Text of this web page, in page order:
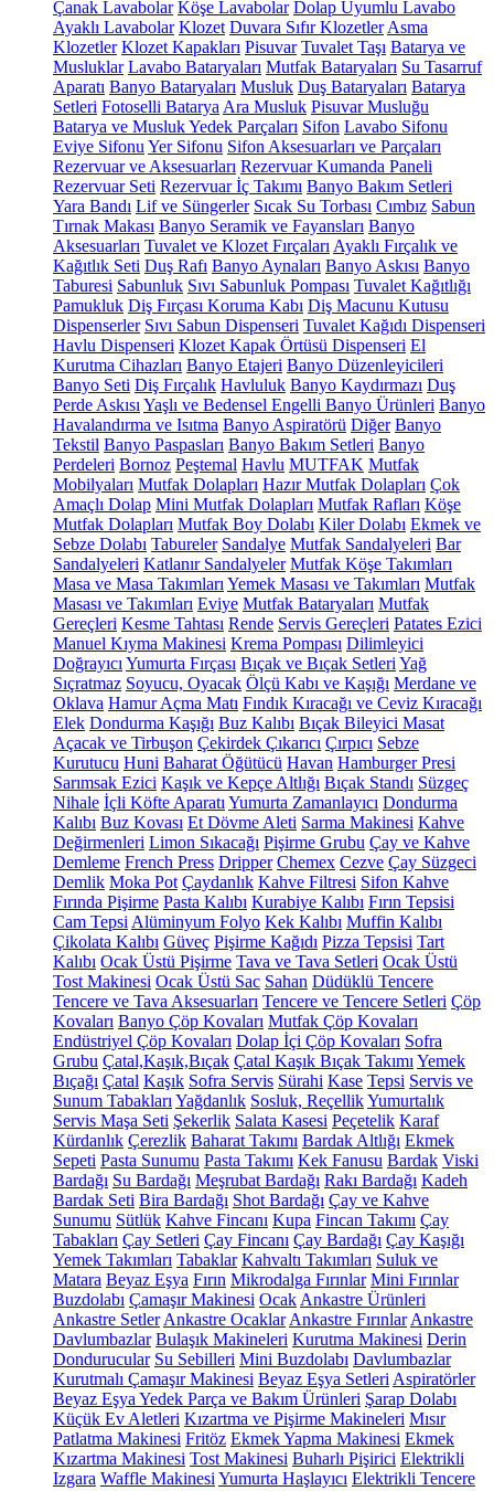
Çanak Lavabolar Köşe Lavabolar Dolap Uyumlu Lavabo
Ayaklı Lavabolar Klozet Duvara Sıfır Klozetler Asma
Klozetler Klozet Kapakları Pisuvar Tuvalet Taşı Batarya ve
Musluklar Lavabo Bataryaları Mutfak Bataryaları Su Tasarruf
Aparatı Banyo Bataryaları Musluk Duş Bataryaları Batarya
Setleri Fotoselli Batarya Ara Musluk Pisuvar Musluğu
Batarya ve Musluk Yedek Parçaları Sifon Lavabo Sifonu
Eviye Sifonu Yer Sifonu Sifon Aksesuarları ve Parçaları
Rezervuar ve Aksesuarları Rezervuar Kumanda Paneli
Rezervuar Seti Rezervuar İç Takımı Banyo Bakım Setleri
Yara Bandı Lif ve Süngerler Sıcak Su Torbası Cımbız Sabun
Tırnak Makası Banyo Seramik ve Fayansları Banyo
Aksesuarları Tuvalet ve Klozet Fırçaları Ayaklı Fırçalık ve
Kağıtlık Seti Duş Rafı Banyo Aynaları Banyo Askısı Banyo
Taburesi Sabunluk Sıvı Sabunluk Pompası Tuvalet Kağıtlığı
Pamukluk Diş Fırçası Koruma Kabı Diş Macunu Kutusu
Dispenserler Sıvı Sabun Dispenseri Tuvalet Kağıdı Dispenseri
Havlu Dispenseri Klozet Kapak Örtüsü Dispenseri El
Kurutma Cihazları Banyo Etajeri Banyo Düzenleyicileri
Banyo Seti Diş Fırçalık Havluluk Banyo Kaydırmazı Duş
Perde Askısı Yaşlı ve Bedensel Engelli Banyo Ürünleri Banyo
Havalandırma ve Isıtma Banyo Aspiratörü Diğer Banyo
Tekstil Banyo Paspasları Banyo Bakım Setleri Banyo
Perdeleri Bornoz Peştemal Havlu MUTFAK Mutfak
Mobilyaları Mutfak Dolapları Hazır Mutfak Dolapları Çok
Amaçlı Dolap Mini Mutfak Dolapları Mutfak Rafları Köşe
Mutfak Dolapları Mutfak Boy Dolabı Kiler Dolabı Ekmek ve
Sebze Dolabı Tabureler Sandalye Mutfak Sandalyeleri Bar
Sandalyeleri Katlanır Sandalyeler Mutfak Köşe Takımları
Masa ve Masa Takımları Yemek Masası ve Takımları Mutfak
Masası ve Takımları Eviye Mutfak Bataryaları Mutfak
Gereçleri Kesme Tahtası Rende Servis Gereçleri Patates Ezici
Manuel Kıyma Makinesi Krema Pompası Dilimleyici
Doğrayıcı Yumurta Fırçası Bıçak ve Bıçak Setleri Yağ
Sıçratmaz Soyucu, Oyacak Ölçü Kabı ve Kaşığı Merdane ve
Oklava Hamur Açma Matı Fındık Kıracağı ve Ceviz Kıracağı
Elek Dondurma Kaşığı Buz Kalıbı Bıçak Bileyici Masat
Açacak ve Tirbuşon Çekirdek Çıkarıcı Çırpıcı Sebze
Kurutucu Huni Baharat Öğütücü Havan Hamburger Presi
Sarımsak Ezici Kaşık ve Kepçe Altlığı Bıçak Standı Süzgeç
Nihale İçli Köfte Aparatı Yumurta Zamanlayıcı Dondurma
Kalıbı Buz Kovası Et Dövme Aleti Sarma Makinesi Kahve
Değirmenleri Limon Sıkacağı Pişirme Grubu Çay ve Kahve
Demleme French Press Dripper Chemex Cezve Çay Süzgeci
Demlik Moka Pot Çaydanlık Kahve Filtresi Sifon Kahve
Fırında Pişirme Pasta Kalıbı Kurabiye Kalıbı Fırın Tepsisi
Cam Tepsi Alüminyum Folyo Kek Kalıbı Muffin Kalıbı
Çikolata Kalıbı Güveç Pişirme Kağıdı Pizza Tepsisi Tart
Kalıbı Ocak Üstü Pişirme Tava ve Tava Setleri Ocak Üstü
Tost Makinesi Ocak Üstü Sac Sahan Düdüklü Tencere
Tencere ve Tava Aksesuarları Tencere ve Tencere Setleri Çöp
Kovaları Banyo Çöp Kovaları Mutfak Çöp Kovaları
Endüstriyel Çöp Kovaları Dolap İçi Çöp Kovaları Sofra
Grubu Çatal,Kaşık,Bıçak Çatal Kaşık Bıçak Takımı Yemek
Bıçağı Çatal Kaşık Sofra Servis Sürahi Kase Tepsi Servis ve
Sunum Tabakları Yağdanlık Sosluk, ReçellikYumurtalık
Servis Maşa Seti Şekerlik Salata Kasesi Peçetelik Karaf
Kürdanlık Çerezlik Baharat Takımı Bardak Altlığı Ekmek
Sepeti Pasta Sunumu Pasta Takımı Kek Fanusu Bardak Viski
Bardağı Su Bardağı Meşrubat Bardağı Rakı Bardağı Kadeh
Bardak Seti Bira Bardağı Shot Bardağı Çay ve Kahve
Sunumu Sütlük Kahve Fincanı Kupa Fincan Takımı Çay
Tabakları Çay Setleri Çay Fincanı Çay Bardağı Çay Kaşığı
Yemek Takımları Tabaklar Kahvaltı Takımları Suluk ve
Matara Beyaz Eşya Fırın Mikrodalga Fırınlar Mini Fırınlar
Buzdolabı Çamaşır Makinesi Ocak Ankastre Ürünleri
Ankastre Setler Ankastre Ocaklar Ankastre Fırınlar Ankastre
Davlumbazlar Bulaşık Makineleri Kurutma Makinesi Derin
Dondurucular Su Sebilleri Mini Buzdolabı Davlumbazlar
Kurutmalı Çamaşır Makinesi Beyaz Eşya Setleri Aspiratörler
Beyaz Eşya Yedek Parça ve Bakım Ürünleri Şarap Dolabı
Küçük Ev Aletleri Kızartma ve Pişirme Makineleri Mısır
Patlatma Makinesi Fritöz Ekmek Yapma Makinesi Ekmek
Kızartma Makinesi Tost Makinesi Buharlı Pişirici Elektrikli
Izgara Waffle Makinesi Yumurta Haşlayıcı Elektrikli Tencere